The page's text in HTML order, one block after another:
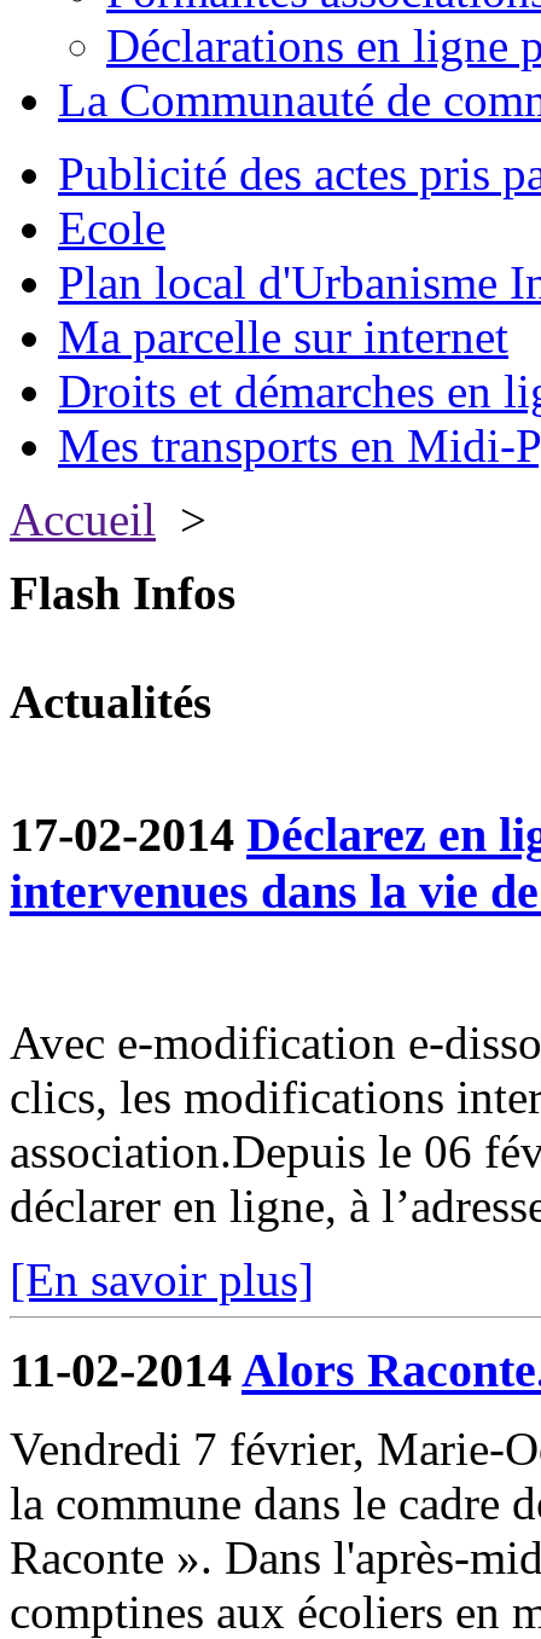
Déclarations en ligne
La Communauté de
Publicité des actes pris
Ecole
Plan local d'Urbanisme
Ma parcelle sur internet
Droits et démarches en
Mes transports en Midi-
Accueil >
Flash Infos
Actualités
17-02-2014 Déclarez en
intervenues dans la vie
Avec e-modification e-
clics, les modifications
association.Depuis le 06
déclarer en ligne, à
[En savoir plus]
11-02-2014Alors
Vendredi 7 février, Marie-
la commune dans le cadre
Raconte ». Dans l'après-
comptines aux écoliers en